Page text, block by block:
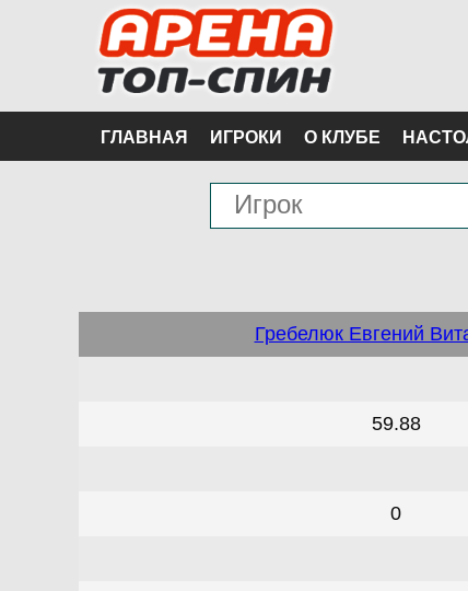
ГЛАВНАЯ ИГРОКИ О КЛУБЕ
Гребелюк Евгений
59.88
0